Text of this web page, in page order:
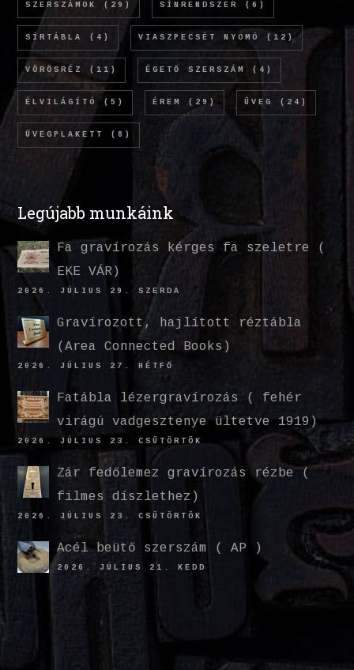
SZERSZÁMOK (29) SÍNRENDSZER (6)
SÍRTÁBLA (4) VIASZPECSÉT NYOMÓ (12)
VÖRÖSRÉZ (11) ÉGETŐ SZERSZÁM (4)
ÉLVILÁGÍTÓ (5) ÉREM (29) ÜVEG (24)
ÜVEGPLAKETT (8)
Legújabb munkáink
Fa gravírozás kérges fa szeletre (
EKE VÁR)
2026. JÚLIUS 29. SZERDA
Gravírozott, hajlított réztábla
(Area Connected Books)
2026. JÚLIUS 27. HÉTFŐ
Fatábla lézergravírozás ( fehér
virágú vadgesztenye ültetve 1919)
2026. JÚLIUS 23. CSÜTÖRTÖK
Zár fedőlemez gravírozás rézbe (
filmes díszlethez)
2026. JÚLIUS 23. CSÜTÖRTÖK
Acél beütő szerszám ( AP )
2026. JÚLIUS 21. KEDD